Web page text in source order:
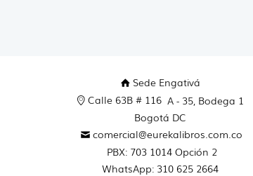
Sede Engativá
Calle 63B # 116 A - 35, Bodega 1
Bogotá DC
comercial@eurekalibros.com.co
PBX: 703 1014 Opción 2
WhatsApp: 310 625 2664